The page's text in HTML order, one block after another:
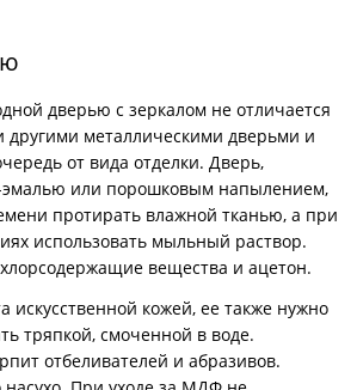
дверью с зеркалом не отличается
другими металлическими дверьми и
от вида отделки. Дверь,
или порошковым напылением,
протирать влажной тканью, а при
использовать мыльный раствор.
вещества и ацетон.
искусственной кожей, ее также нужно
тряпкой, смоченной в воде.
отбеливателей и абразивов.